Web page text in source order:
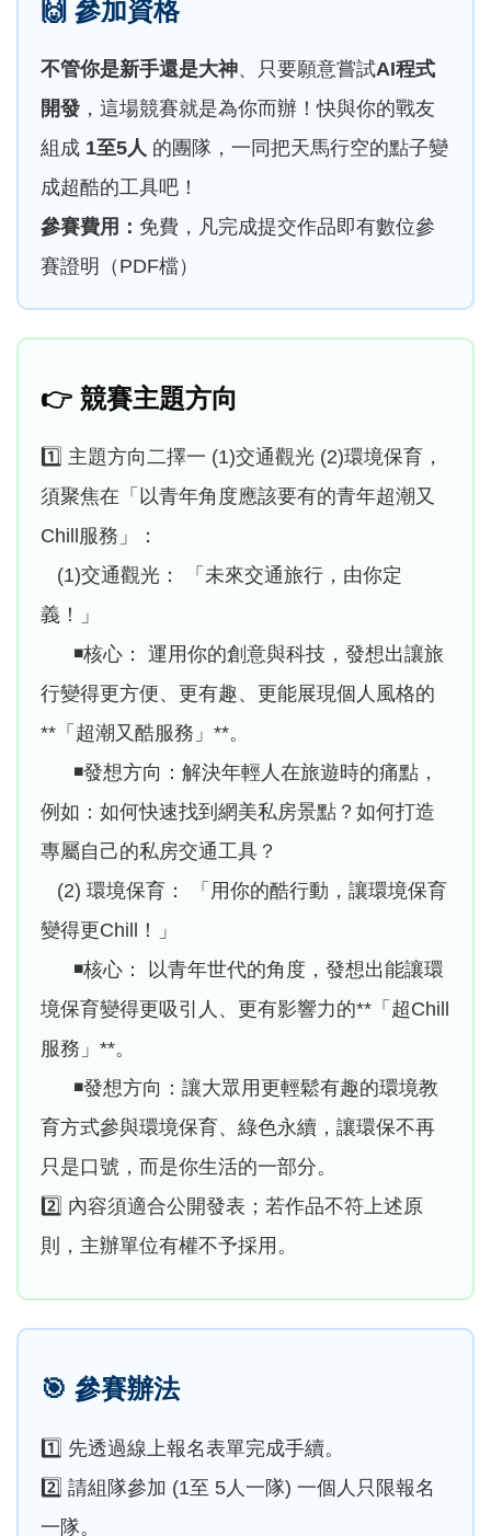
🙌 參加資格
不管你是新手還是大神、只要願意嘗試AI程式
開發，這場競賽就是為你而辦！快與你的戰友
組成 1至5人 的團隊，一同把天馬行空的點子變
成超酷的工具吧！
參賽費用： 免費，凡完成提交作品即有數位參
賽證明（PDF檔）
👉 競賽主題方向
1️⃣ 主題方向二擇一 (1)交通觀光 (2)環境保育，
須聚焦在「以青年角度應該要有的青年超潮又
Chill服務」：
(1)交通觀光： 「未來交通旅行，由你定
義！」
◾核心： 運用你的創意與科技，發想出讓旅
行變得更方便、更有趣、更能展現個人風格的
**「超潮又酷服務」**。
◾發想方向：解決年輕人在旅遊時的痛點，
例如：如何快速找到網美私房景點？如何打造
專屬自己的私房交通工具？
(2) 環境保育： 「用你的酷行動，讓環境保育
變得更Chill！」
◾核心： 以青年世代的角度，發想出能讓環
境保育變得更吸引人、更有影響力的**「超Chill
服務」**。
◾發想方向：讓大眾用更輕鬆有趣的環境教
育方式參與環境保育、綠色永續，讓環保不再
只是口號，而是你生活的一部分。
2️⃣ 內容須適合公開發表；若作品不符上述原
則，主辦單位有權不予採用。
🎯 參賽辦法
1️⃣ 先透過線上報名表單完成手續。
2️⃣ 請組隊參加 (1至 5人一隊) 一個人只限報名
一隊。